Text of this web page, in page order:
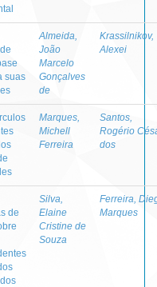
suas
Almeida,
João
Marcelo
Gonçalves
de
Krassilnikov,
Alexei
Marques,
Michell
Ferreira
Santos,
Rogério
dos
de
Silva,
Elaine
Cristine de
Souza
Ferreira,
Marques